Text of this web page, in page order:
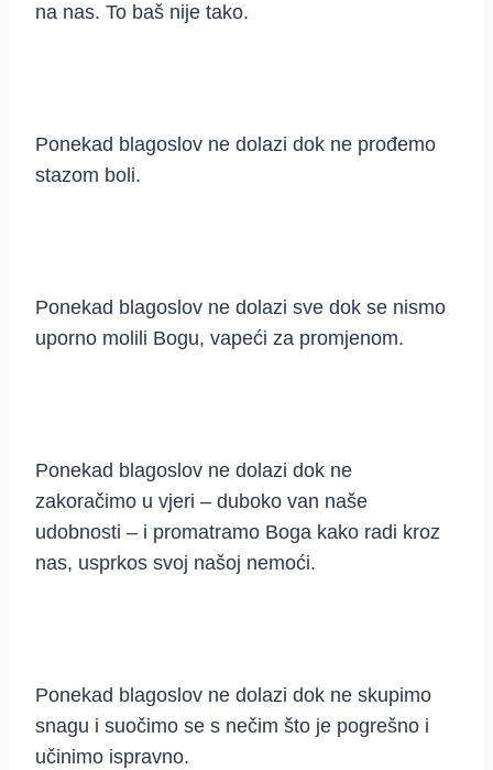
na nas. To baš nije tako.
Ponekad blagoslov ne dolazi dok ne prođemo
stazom boli.
Ponekad blagoslov ne dolazi sve dok se nismo
uporno molili Bogu, vapeći za promjenom.
Ponekad blagoslov ne dolazi dok ne
zakoračimo u vjeri – duboko van naše
udobnosti – i promatramo Boga kako radi kroz
nas, usprkos svoj našoj nemoći.
Ponekad blagoslov ne dolazi dok ne skupimo
snagu i suočimo se s nečim što je pogrešno i
učinimo ispravno.